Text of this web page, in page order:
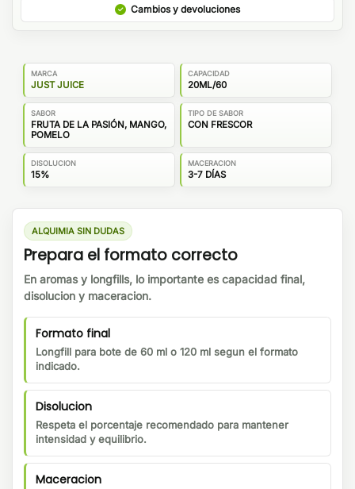
Cambios y devoluciones
MARCA
JUST JUICE
CAPACIDAD
20ML/60
SABOR
FRUTA DE LA PASIÓN, MANGO,
POMELO
TIPO DE SABOR
CON FRESCOR
DISOLUCION
15%
MACERACION
3-7 DÍAS
ALQUIMIA SIN DUDAS
Prepara el formato correcto
En aromas y longfills, lo importante es capacidad final,
disolucion y maceracion.
Formato final
Longfill para bote de 60 ml o 120 ml segun el formato
indicado.
Disolucion
Respeta el porcentaje recomendado para mantener
intensidad y equilibrio.
Maceracion